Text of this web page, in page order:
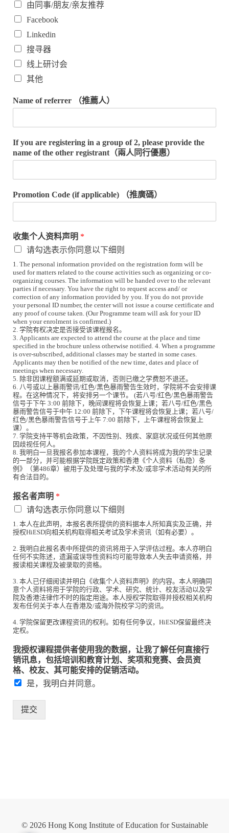
由同事/朋友/亲友推荐
Facebook
Linkedin
搜寻器
线上研讨会
其他
Name of referrer （推薦人）
If you are registering in a group of 2, please provide the
name of the other registrant（兩人同行優惠）
Promotion Code (if applicable) （推廣碼）
收集个人资料声明 *
请勾选表示你同意以下细则
1. The personal information provided on the registration form will be
used for matters related to the course activities such as organizing or co-
organizing courses. The information will be handed over to the relevant
parties if necessary. You have the right to request access and/ or
correction of any information provided by you. If you do not provide
your personal ID number, the center will not issue a course certificate and
any proof of course taken. (Our Programme team will ask for your ID
when your enrolment is confirmed.)
2. 学院有权决定是否接受该课程报名。
3. Applicants are expected to attend the course at the place and time
specified in the brochure unless otherwise notified. 4. When a programme
is over-subscribed, additional classes may be started in some cases.
Applicants may then be notified of the new time, dates and place of
meetings when necessary.
5. 除非因课程额满或延期或取消，否则已缴之学费恕不退还。
6. 八号或以上暴雨警讯/红色/黑色暴雨警告生效时，学院将不会安排课
程。在这种情况下，将安排另一个课节。 (若八号/红色/黑色暴雨警告
信号于下午 3:00 前除下，晚间课程将会恢复上课；若八号/红色/黑色
暴雨警告信号于中午 12:00 前除下，下午课程将会恢复上课；若八号/
红色/黑色暴雨警告信号于上午 7:00 前除下，上午课程将会恢复上
课）。
7. 学院支持平等机会政策，不因性别、残疾、家庭状况或任何其他原
因歧视任何人。
8. 我明白一旦我报名参加本课程，我的个人资料将成为我的学生记录
的一部分，并可能根据学院既定政策和香港《个人资料（私隐）条
例》（第486章）被用于及处理与我的学术及/或非学术活动有关的所
有合法目的。
报名者声明 *
请勾选表示你同意以下细则
1. 本人在此声明，本报名表所提供的资料据本人所知真实及正确，并
授权HiESD向相关机构取得相关考试及学术资讯（如有必要）。
2. 我明白此报名表中所提供的资讯将用于入学评估过程。本人亦明白
任何不实陈述，遗漏或误导性资料均可能导致本人失去申请资格，并
报读相关课程及被录取的资格。
3. 本人已仔细阅读并明白《收集个人资料声明》的内容。本人明确同
意个人资料将用于学院的行政、学术、研究、统计、校友活动以及学
院及香港法律作不时的指定用途。本人授权学院取得并授权相关机构
发布任何关于本人在香港及/或海外院校学习的资讯。
4. 学院保留更改课程资讯的权利。如有任何争议，HiESD保留最终决
定权。
我授权课程提供者使用我的数据，让我了解任何直接行
销讯息，包括培训和教育计划、奖项和竞赛、会员资
格、校友、其可能安排的促销活动。
是，我明白并同意。
提交
© 2026 Hong Kong Institute of Education for Sustainable